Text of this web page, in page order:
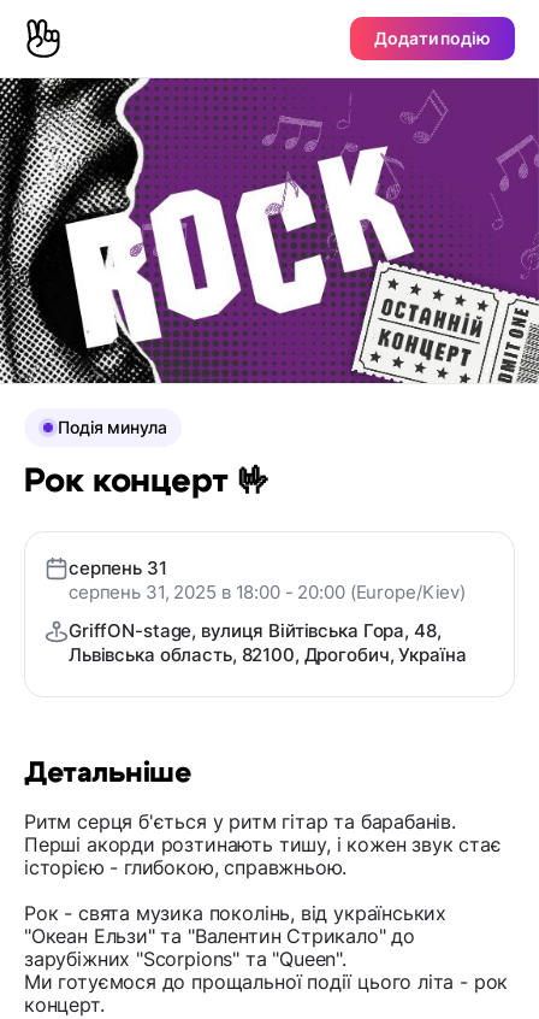
Додати подію
Детальніше
Ритм серця б'ється у ритм гітар та барабанів.
Перші акорди розтинають тишу, і кожен звук стає
історією - глибокою, справжньою.
Рок - свята музика поколінь, від українських
"Океан Ельзи" та "Валентин Стрикало" до
зарубіжних "Scorpions" та "Queen".
Ми готуємося до прощальної події цього літа - рок
концерт.
Подія минула
Рок концерт 🤟
серпень 31
серпень 31, 2025 в 18:00 - 20:00 (Europe/Kiev)
GriffON-stage, вулиця Війтівська Гора, 48,
Львівська область, 82100, Дрогобич, Україна